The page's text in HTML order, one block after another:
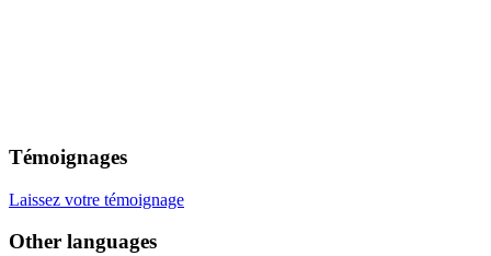
Témoignages
Laissez votre témoignage
Other languages